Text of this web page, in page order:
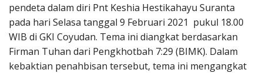
pendeta dalam diri Pnt Keshia Hestikahayu Suranta
pada hari Selasa tanggal 9 Februari 2021 pukul 18.00
WIB di GKI Coyudan. Tema ini diangkat berdasarkan
Firman Tuhan dari Pengkhotbah 7:29 (BIMK). Dalam
kebaktian penahbisan tersebut, tema ini mengangkat